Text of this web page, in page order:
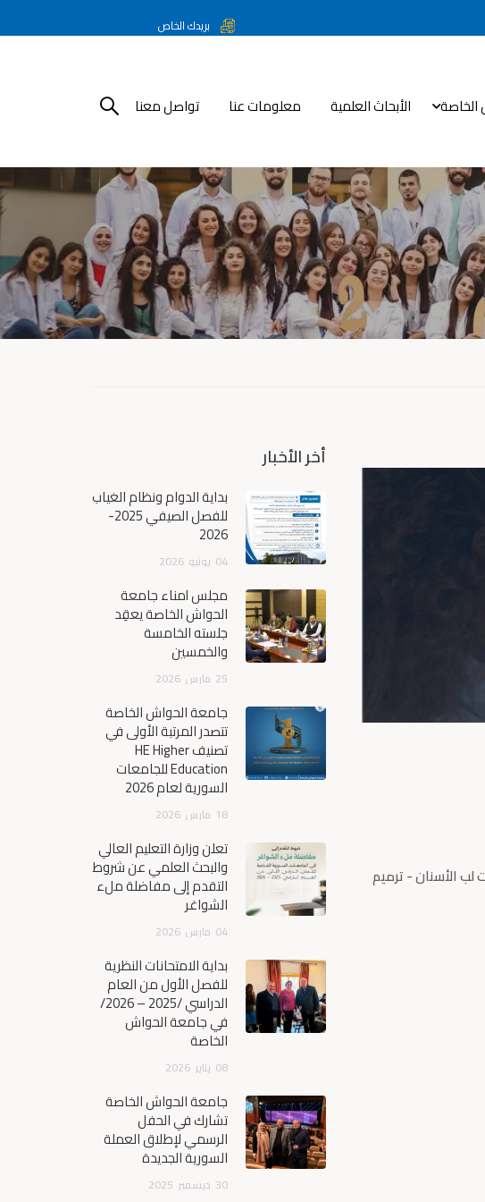
بريدك الخاص
الأبحاث العلمية معلومات عنا تواصل معنا
الأسنان - ترميم
أخر الأخبار
بداية الدوام ونظام الغياب
للفصل الصيفي 2025-
2026
04 يونيو 2026
مجلس أمناء جامعة
الحواش الخاصة يعقِد
جلسته الخامسة
والخمسين
25 مارس 2026
جامعة الحواش الخاصة
تتصدر المرتبة الأولى في
تصنيف HE Higher
Education للجامعات
السورية لعام 2026
18 مارس 2026
تعلن وزارة التعليم العالي
والبحث العلمي عن شروط
التقدم إلى مفاضلة ملء
الشواغر
04 مارس 2026
بداية الامتحانات النظرية
للفصل الأول من العام
الدراسي /2025 – 2026/
في جامعة الحواش
الخاصة
08 يناير 2026
جامعة الحواش الخاصة
تشارك في الحفل
الرسمي لإطلاق العملة
السورية الجديدة
30 ديسمبر 2025